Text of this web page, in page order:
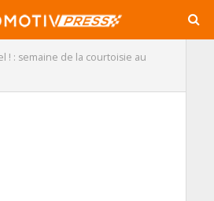
! : semaine de la courtoisie au